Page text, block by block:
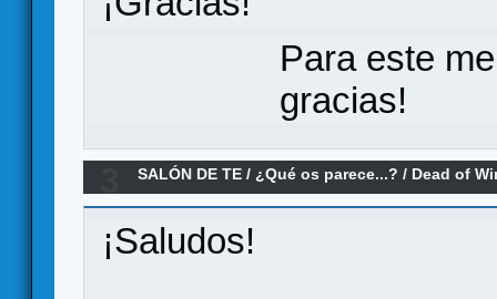
Para este
gracias!
SALÓN DE TE / ¿Qué os parece...? / Dead of
¡Saludos!